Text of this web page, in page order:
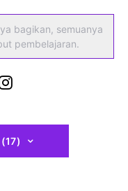
bagikan, semuanya
pembelajaran.